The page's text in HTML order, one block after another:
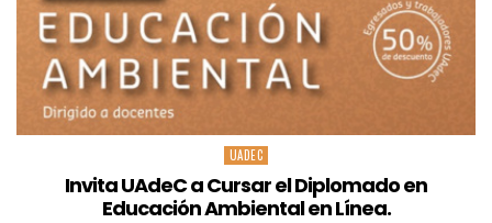
Posted
UADEC
Invita UAdeC a Cursar el Diplomado en
Educación Ambiental en Línea.